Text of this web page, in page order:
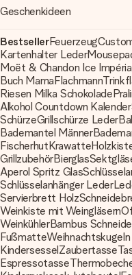
Geschenkideen
BestsellerFeuerzeug
Kartenhalter Leder
Moët & Chandon Ice
Buch MamaFlachmann
Riesen Milka Schokolade
Alkohol Countdown Kalender
SchürzeGrillschürze Leder
Bademantel Männer
FischerhutKrawatte
GrillzubehörBierglas
Aperol Spritz Glas
Schlüsselanhänger Leder
Servierbrett Holz
Weinkiste mit Weingläsern
WeinkühlerBambus
Fußmatte
KindersesselZaubertasse
Espressotasse